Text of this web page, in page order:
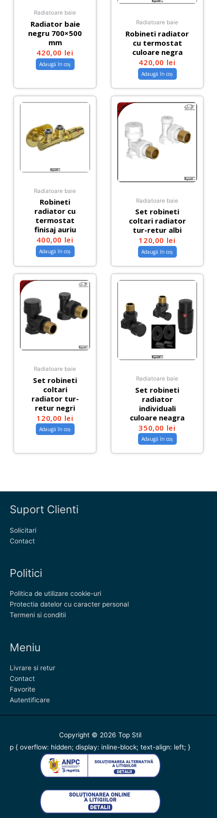
Radiatoare baie
Radiator baie
negru 700×500
mm
420,00 lei
Adaugă în coș
Radiatoare baie
Robineti radiator
cu termostat
culoare negra
420,00 lei
Adaugă în coș
Radiatoare baie
Robineti
radiator cu
termostat
finisaj auriu
400,00 lei
Adaugă în coș
Radiatoare baie
Set robineti
coltari radiator
tur-retur albi
120,00 lei
Adaugă în coș
Radiatoare baie
Set robineti
coltari
radiator tur-
retur negri
120,00 lei
Adaugă în coș
Radiatoare baie
Set robineti
radiator
individuali
culoare neagra
350,00 lei
Adaugă în coș
Suport Clienti
Solicitari
Contact
Politici
Politica de utilizare cookie-uri
Protectia datelor cu caracter personal
Termeni si conditii
Meniu
Livrare si retur
Contact
Favorite
Autentificare
Copyright © 2026 Top Stil
p { overflow: hidden; display: inline-block; text-align: left; }